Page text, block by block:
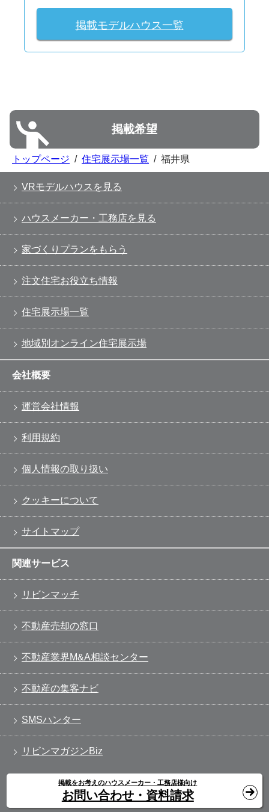
掲載モデルハウス一覧
掲載希望
トップページ / 住宅展示場一覧 / 福井県
VRモデルハウスを見る
ハウスメーカー・工務店を見る
家づくりプランをもらう
注文住宅お役立ち情報
住宅展示場一覧
地域別オンライン住宅展示場
会社概要
運営会社情報
利用規約
個人情報の取り扱い
クッキーについて
サイトマップ
関連サービス
リビンマッチ
不動産売却の窓口
不動産業界M&A相談センター
不動産の集客ナビ
SMSハンター
リビンマガジンBiz
掲載をお考えのハウスメーカー・工務店様向け
お問い合わせ・資料請求